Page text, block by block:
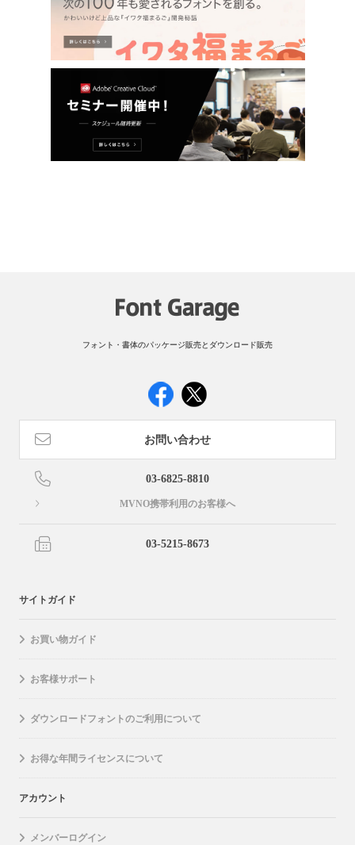
フォント・書体のパッケージ販売とダウンロード販売
お問い合わせ
03-6825-8810
MVNO携帯利用のお客様へ
03-5215-8673
サイトガイド
お買い物ガイド
お客様サポート
ダウンロードフォントのご利用について
お得な年間ライセンスについて
アカウント
メンバーログイン